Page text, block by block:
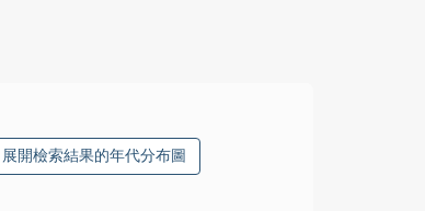
展開檢索結果的年代分布圖